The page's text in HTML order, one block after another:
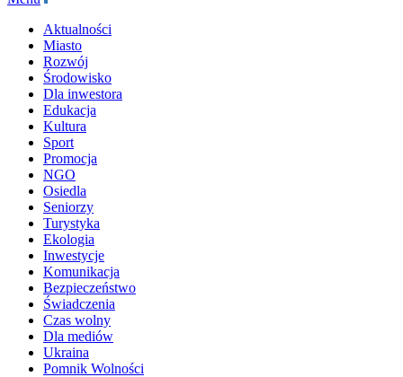
Aktualności
Miasto
Rozwój
Środowisko
Dla inwestora
Edukacja
Kultura
Sport
Promocja
NGO
Osiedla
Seniorzy
Turystyka
Ekologia
Inwestycje
Komunikacja
Bezpieczeństwo
Świadczenia
Czas wolny
Dla mediów
Ukraina
Pomnik Wolności